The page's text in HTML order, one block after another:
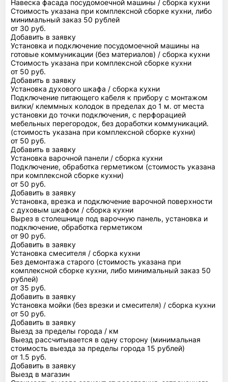
Навеска фасада посудомоечной машины / сборка кухни
Стоимость указана при комплексной сборке кухни, либо
минимальный заказ 50 рублей
от 30 руб.
Добавить в заявку
Установка и подключение посудомоечной машины на
готовые коммуникации (без материалов) / сборка кухни
Стоимость указана при комплексной сборке кухни
от 50 руб.
Добавить в заявку
Установка духового шкафа / сборка кухни
Подключение питающего кабеля к прибору с монтажом
вилки/ клеммных колодок в пределах до 1 м. от места
установки до точки подключения, с перфорацией
мебельных перегородок, без доработки коммуникаций.
(стоимость указана при комплексной сборке кухни)
от 50 руб.
Добавить в заявку
Установка варочной панели / сборка кухни
Подключение, обработка герметиком (стоимость указана
при комплексной сборке кухни)
от 50 руб.
Добавить в заявку
Установка, врезка и подключение варочной поверхности
с духовым шкафом / сборка кухни
Вырез в столешнице под варочную панель, установка и
подключение, обработка герметиком
от 90 руб.
Добавить в заявку
Установка смесителя / сборка кухни
Без демонтажа старого (стоимость указана при
комплексной сборке кухни, либо минимальный заказ 50
рублей)
от 35 руб.
Добавить в заявку
Установка мойки (без врезки и смесителя) / сборка кухни
от 50 руб.
Добавить в заявку
Выезд за пределы города / км
Выезд рассчитывается в одну сторону (минимальная
стоимость выезда за пределы города 15 рублей)
от 1.5 руб.
Добавить в заявку
Выезд в магазин